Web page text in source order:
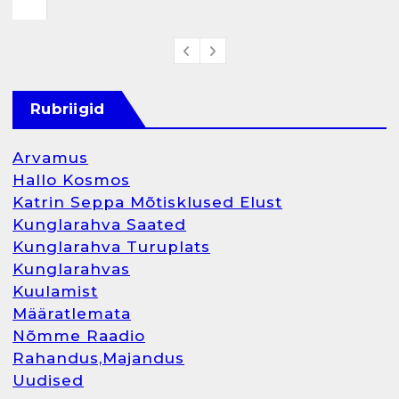
Rubriigid
Arvamus
Hallo Kosmos
Katrin Seppa Mõtisklused Elust
Kunglarahva Saated
Kunglarahva Turuplats
Kunglarahvas
Kuulamist
Määratlemata
Nõmme Raadio
Rahandus,Majandus
Uudised